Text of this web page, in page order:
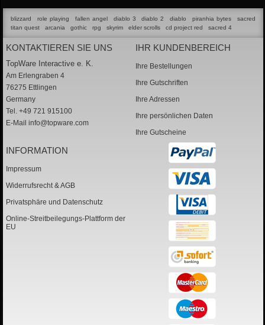
blizzard role playing fallen angel diablo 3 diablo 2 diablo piranhia bytes
sacred
titan quest
arcania gothic rpg skyrim elder scrolls cd project red sacred 4
KONTAKTIEREN SIE UNS
TopWare Interactive e. K.
Am Erlengraben 4
76275 Ettlingen
Germany
Tel. +49 721 915100
E-Mail info@topware.com
IHR KUNDENBEREICH
Ihre Bestellungen
Ihre Gutschriften
Ihre Adressen
Ihre persönlichen Daten
Ihre Gutscheine
INFORMATION
Impressum
Widerrufsrecht & AGB
Privatsphäre und Datenschutz
Online-Streitbeilegungs-Plattform der
EU